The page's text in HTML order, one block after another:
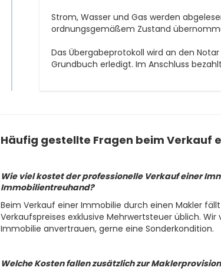
Strom, Wasser und Gas werden
ordnungsgemäßem Zustand
Das Übergabeprotokoll wird an den
Grundbuch erledigt. Im Anschluss
Häufig gestellte Fragen beim Verkauf
Wie viel kostet der professionelle Verkauf einer
Immobilientreuhand?
Beim Verkauf einer Immobilie durch einen Makler
Verkaufspreises exklusive Mehrwertsteuer üblich.
Immobilie anvertrauen, gerne eine Sonderkondition.
Welche Kosten fallen zusätzlich zur